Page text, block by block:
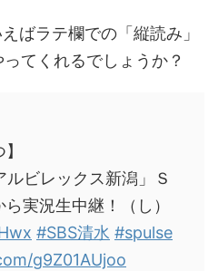
ばラテ欄での「縦読み」
てくれるでしょうか？
ルビレックス新潟」Ｓ
実況生中継！（し）
#SBS清水 #spulse
g9Z01AUjoo